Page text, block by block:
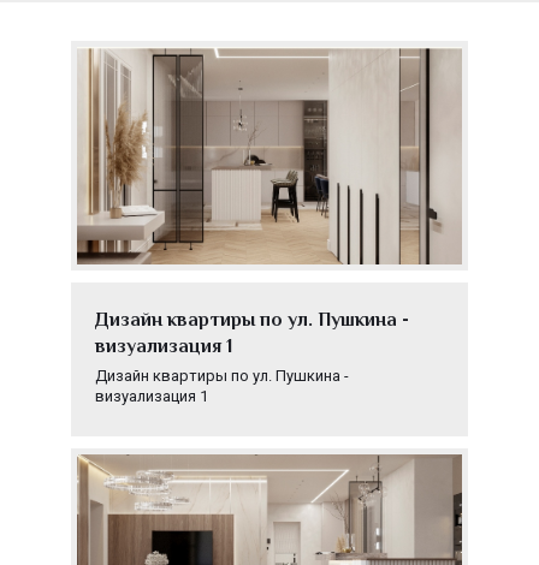
Дизайн квартиры по ул. Пушкина -
визуализация 1
Дизайн квартиры по ул. Пушкина -
визуализация 1